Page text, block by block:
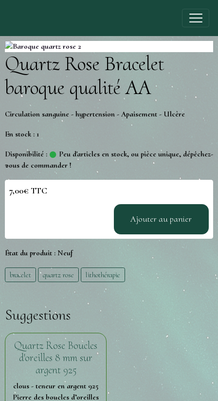
Quartz Rose Bracelet
baroque qualité AA
Circulation sanguine - hypertension - Apaisement - Ulcère
En stock : 1
Disponibilité :
Peu d'articles en stock, ou pièce unique, dépêchez-
vous de commander !
7,00€ TTC
Ajouter au panier
État du produit : Neuf
bracelet quartz rose lithothérapie
Suggestions
Quartz Rose Boucles
d'oreilles 8 mm sur
argent 925
clous - teneur en argent 925
Pierre des boucles d’oreilles